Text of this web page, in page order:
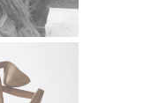
Ravela: «Moja je
teme.»
pulsiranja obrisa,
aktova, figura,
i harmonije.